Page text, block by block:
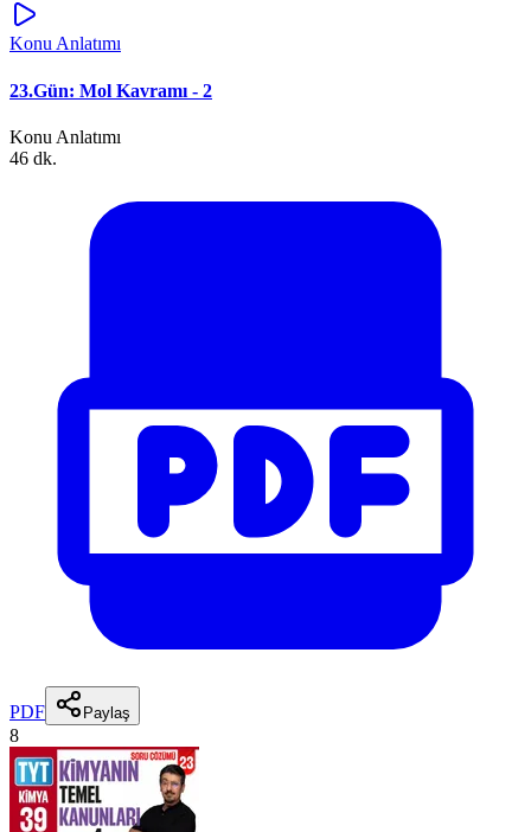
Konu Anlatımı
23.Gün: Mol Kavramı - 2
Konu Anlatımı
46 dk.
PDF Paylaş
8